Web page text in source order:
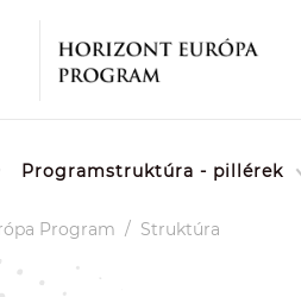
Programstruktúra - pillérek
Program / Struktúra